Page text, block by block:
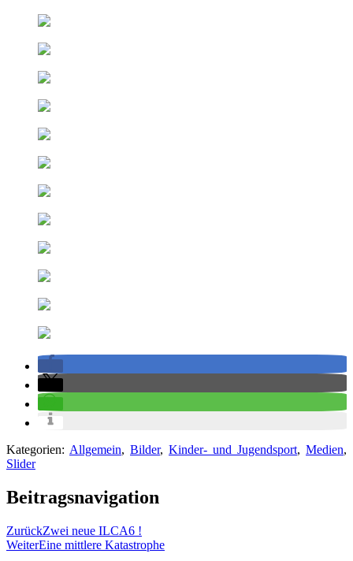
Kategorien: Allgemein, Bilder, Kinder- und Jugendsport, Medien,
Slider
Beitragsnavigation
ZurückZwei neue ILCA6 !
WeiterEine mittlere Katastrophe